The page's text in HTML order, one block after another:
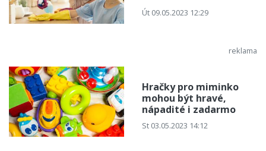
Út 09.05.2023 12:29
Hračky pro miminko
mohou být hravé,
nápadité i zadarmo
St 03.05.2023 14:12